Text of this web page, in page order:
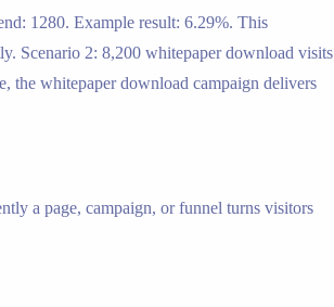
1280. Example result: 6.29%. This
Scenario 2: 8,200 whitepaper download visits
the whitepaper download campaign delivers
a page, campaign, or funnel turns visitors